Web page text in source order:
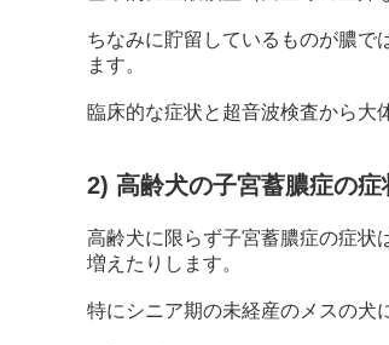
ちなみに貯留しているものが膿で
ます。
臨床的な症状と超音波検査から大
2) 高齢犬の子宮蓄膿症の症
高齢犬に限らず子宮蓄膿症の症状
増えたりします。
特にシニア期の未経産のメスの犬